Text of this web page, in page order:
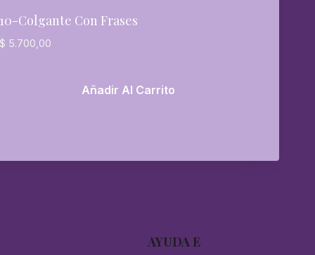
10-Colgante Con Frases
$ 5.700,00
Añadir Al Carrito
AYUDA E